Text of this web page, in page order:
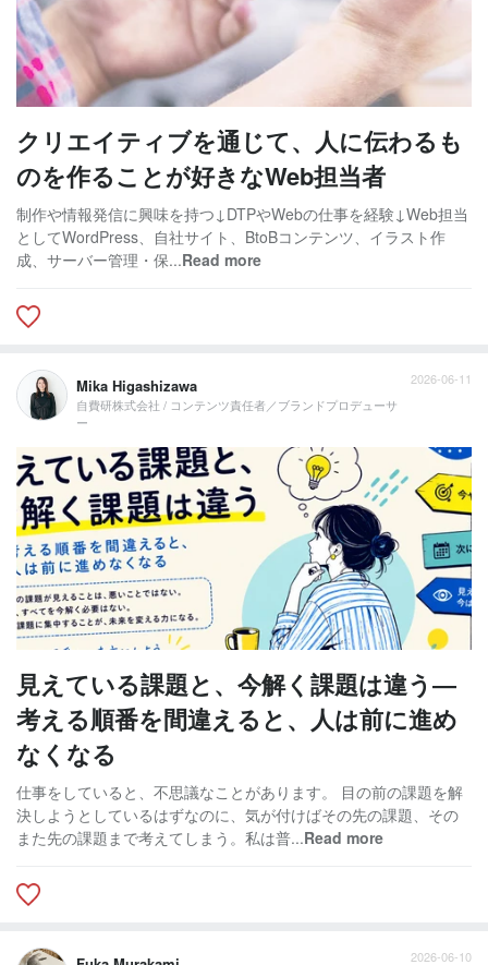
クリエイティブを通じて、人に伝わるも
のを作ることが好きなWeb担当者
制作や情報発信に興味を持つ↓DTPやWebの仕事を経験↓Web担当
としてWordPress、自社サイト、BtoBコンテンツ、イラスト作
成、サーバー管理・保...Read more
Mika Higashizawa
自費研株式会社 / コンテンツ責任者／ブランドプロデューサ
ー
2026-06-11
見えている課題と、今解く課題は違う―
考える順番を間違えると、人は前に進め
なくなる
仕事をしていると、不思議なことがあります。 目の前の課題を解
決しようとしているはずなのに、気が付けばその先の課題、その
また先の課題まで考えてしまう。私は普...Read more
2026-06-10